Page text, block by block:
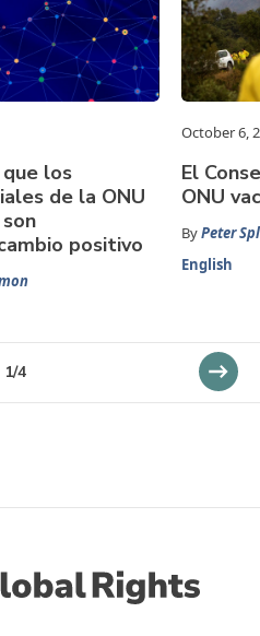
los
de la ONU
positivo
October 6,
El
ONU
ByPeter
English
1/4